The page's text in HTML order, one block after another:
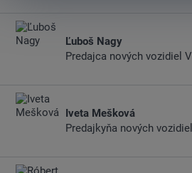
Predaj
Financovanie
Predaj
+421918 185
STIAHNUŤ
Predaj
Ľuboš Nagy
Predajca nových vozidiel
+421 2 49
+421 905
Iveta Mešková
Predajkyňa nových